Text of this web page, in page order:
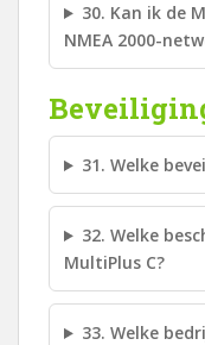
30. Kan ik de
NMEA 2000-
31. Welke
32. Welke
MultiPlus C?
33. Welke